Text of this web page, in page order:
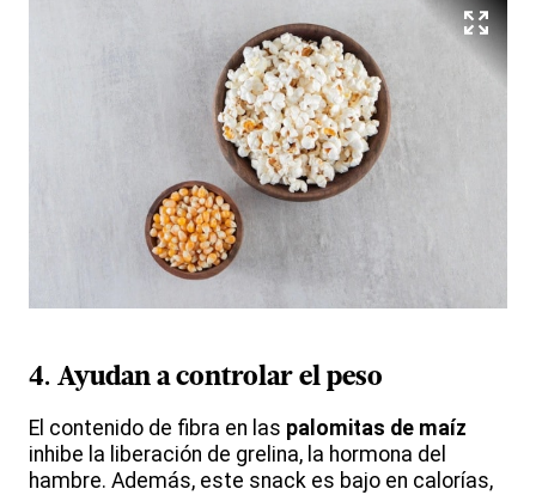
4. Ayudan a controlar el peso
El contenido de fibra en las palomitas de maíz
inhibe la liberación de grelina, la hormona del
hambre. Además, este snack es bajo en calorías,